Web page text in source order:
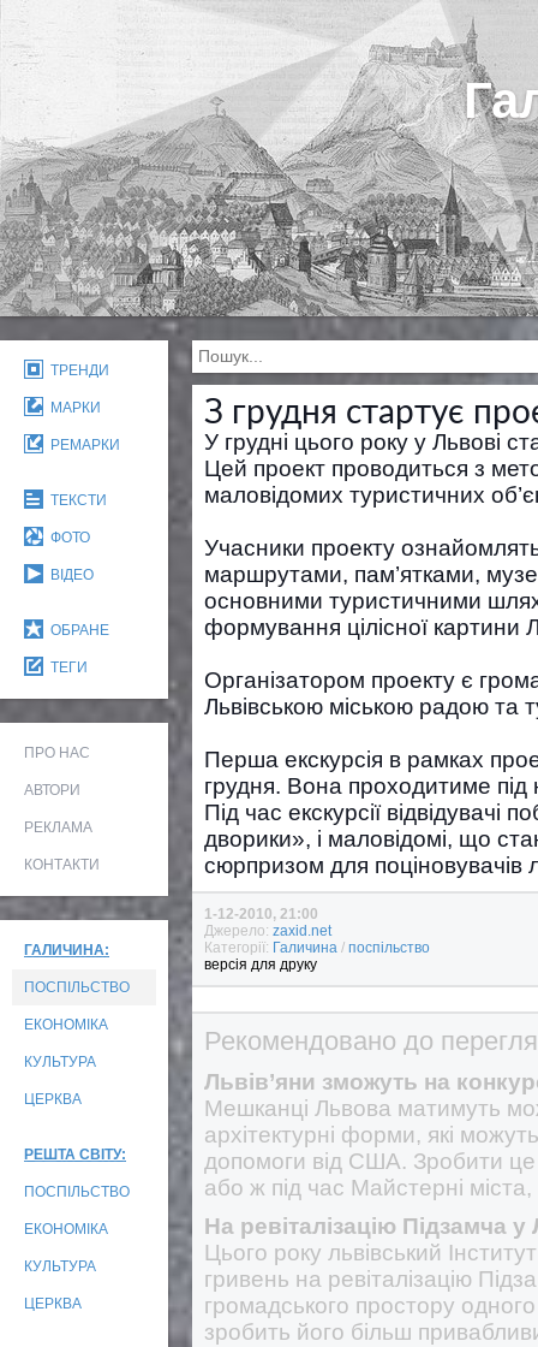
ТРЕНДИ
МАРКИ
РЕМАРКИ
ТЕКСТИ
ФОТО
ВІДЕО
ОБРАНЕ
ТЕГИ
ПРО НАС
АВТОРИ
РЕКЛАМА
КОНТАКТИ
ГАЛИЧИНА:
ПОСПІЛЬСТВО
ЕКОНОМІКА
КУЛЬТУРА
ЦЕРКВА
РЕШТА СВІТУ:
ПОСПІЛЬСТВО
ЕКОНОМІКА
КУЛЬТУРА
ЦЕРКВА
З грудня стартує
У грудні цього року у Львові
Цей проект проводиться з
маловідомих туристичних
Учасники проекту
маршрутами, пам’ятками,
основними туристичними
формування цілісної картини
Організатором проекту є
Львівською міською радою
Перша екскурсія в рамках
грудня. Вона проходитиме під
Під час екскурсії відвідувачі
дворики», і маловідомі, що
сюрпризом для поціновувачів
1-12-2010, 21:00
Джерело: zaxid.net
Категорії: Галичина / поспільство
версія для друку
Рекомендовано до
Львів’яни зможуть на
Мешканці Львова матимуть
архітектурні форми, які
допомоги від США. Зробити
або ж під час Майстерні міста,
На ревіталізацію Підзамча
Цього року львівський
гривень на ревіталізацію
громадського простору
зробить його більш